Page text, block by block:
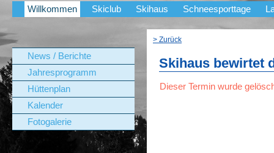
Willkommen Skiclub Skihaus Schneesporttage
News / Berichte
Jahresprogramm
Hüttenplan
Kalender
Fotogalerie
> Zurück
Skihaus bewirtet
Dieser Termin wurde